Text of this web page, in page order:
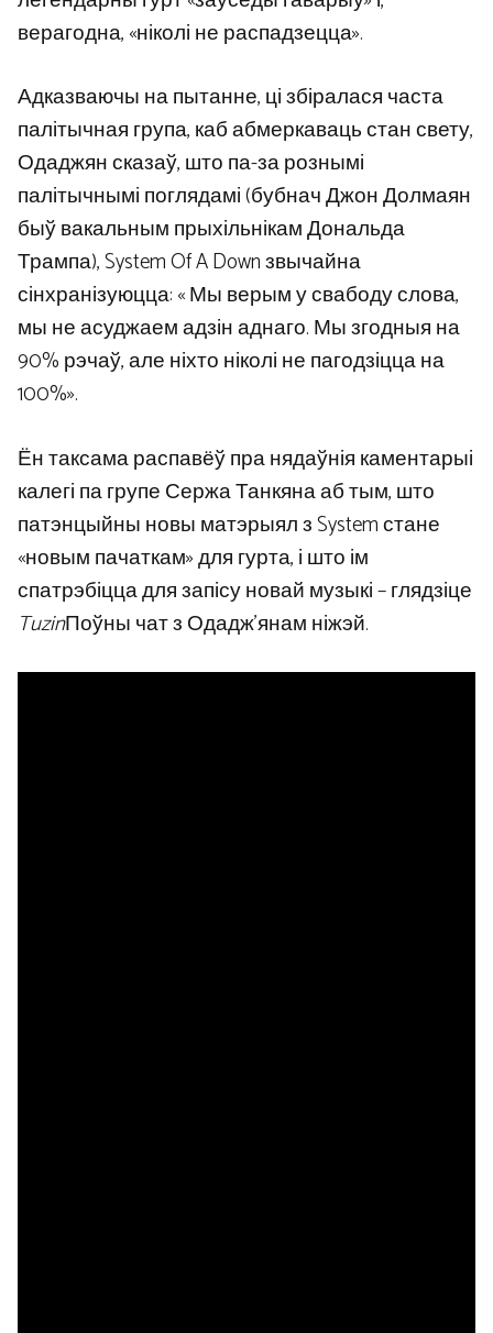
верагодна, «ніколі не распадзецца».
Адказваючы на ​​пытанне, ці збіралася часта
палітычная група, каб абмеркаваць стан свету,
Одаджян сказаў, што па-за рознымі
палітычнымі поглядамі (бубнач Джон Долмаян
быў вакальным прыхільнікам Дональда
Трампа), System Of A Down звычайна
сінхранізуюцца: « Мы верым у свабоду слова,
мы не асуджаем адзін аднаго. Мы згодныя на
90% рэчаў, але ніхто ніколі не пагодзіцца на
100%».
Ён таксама распавёў пра нядаўнія каментарыі
калегі па групе Сержа Танкяна аб тым, што
патэнцыйны новы матэрыял з System стане
«новым пачаткам» для гурта, і што ім
спатрэбіцца для запісу новай музыкі – глядзіце
TuzinПоўны чат з Одадж’янам ніжэй.